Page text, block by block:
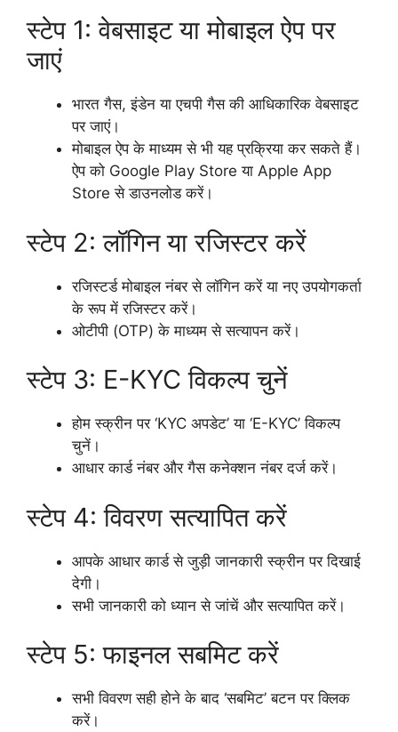
स्टेप 1: वेबसाइट या मोबाइल ऐप पर
जाएं
भारत गैस, इंडेन या एचपी गैस की आधिकारिक वेबसाइट
पर जाएं।
मोबाइल ऐप के माध्यम से भी यह प्रक्रिया कर सकते हैं।
ऐप को Google Play Store या Apple App
Store से डाउनलोड करें।
स्टेप 2: लॉगिन या रजिस्टर करें
रजिस्टर्ड मोबाइल नंबर से लॉगिन करें या नए उपयोगकर्ता
के रूप में रजिस्टर करें।
ओटीपी (OTP) के माध्यम से सत्यापन करें।
स्टेप 3: E-KYC विकल्प चुनें
होम स्क्रीन पर ‘KYC अपडेट’ या ‘E-KYC’ विकल्प
चुनें।
आधार कार्ड नंबर और गैस कनेक्शन नंबर दर्ज करें।
स्टेप 4: विवरण सत्यापित करें
आपके आधार कार्ड से जुड़ी जानकारी स्क्रीन पर दिखाई
देगी।
सभी जानकारी को ध्यान से जांचें और सत्यापित करें।
स्टेप 5: फाइनल सबमिट करें
सभी विवरण सही होने के बाद ‘सबमिट’ बटन पर क्लिक
करें।